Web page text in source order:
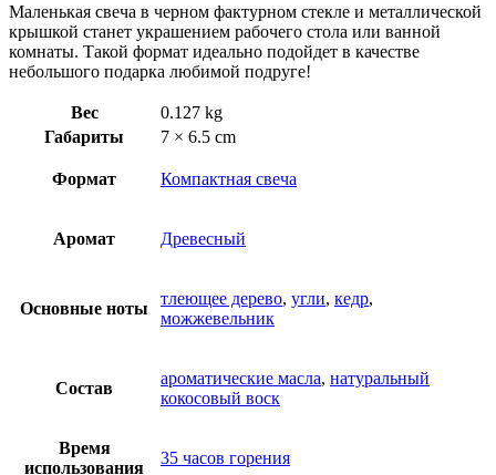
Маленькая свеча в черном фактурном стекле и металлической
крышкой станет украшением рабочего стола или ванной
комнаты. Такой формат идеально подойдет в качестве
небольшого подарка любимой подруге!
Вес
0.127 kg
Габариты
7 × 6.5 cm
Формат Компактная свеча
Аромат Древесный
Основные ноты
тлеющее дерево, угли, кедр,
можжевельник
Состав
ароматические масла, натуральный
кокосовый воск
Время
использования
35 часов горения